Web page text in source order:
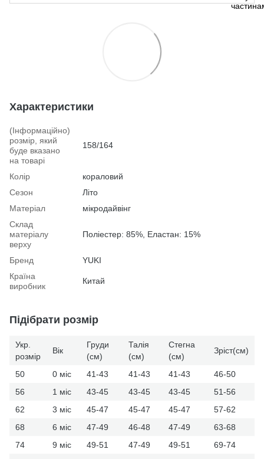
Характеристики
(Інформаційно)
розмір, який
буде вказано
на товарі
158/164
Колір
кораловий
Сезон
Літо
Матеріал
мікродайвінг
Склад
матеріалу
верху
Поліестер: 85%, Еластан: 15%
Бренд
YUKI
Країна
виробник
Китай
Підібрати розмір
Укр.
розмір
Вік
Груди
(см)
Талія
(см)
Стегна
(см)
Зріст(см)
50 0 міс 41-43 41-43 41-43
46-50
56
1 міс 43-45 43-45 43-45
51-56
62
3 міс 45-47 45-47 45-47
57-62
68
6 міс 47-49 46-48 47-49
63-68
74
9 міс 49-51 47-49 49-51
69-74